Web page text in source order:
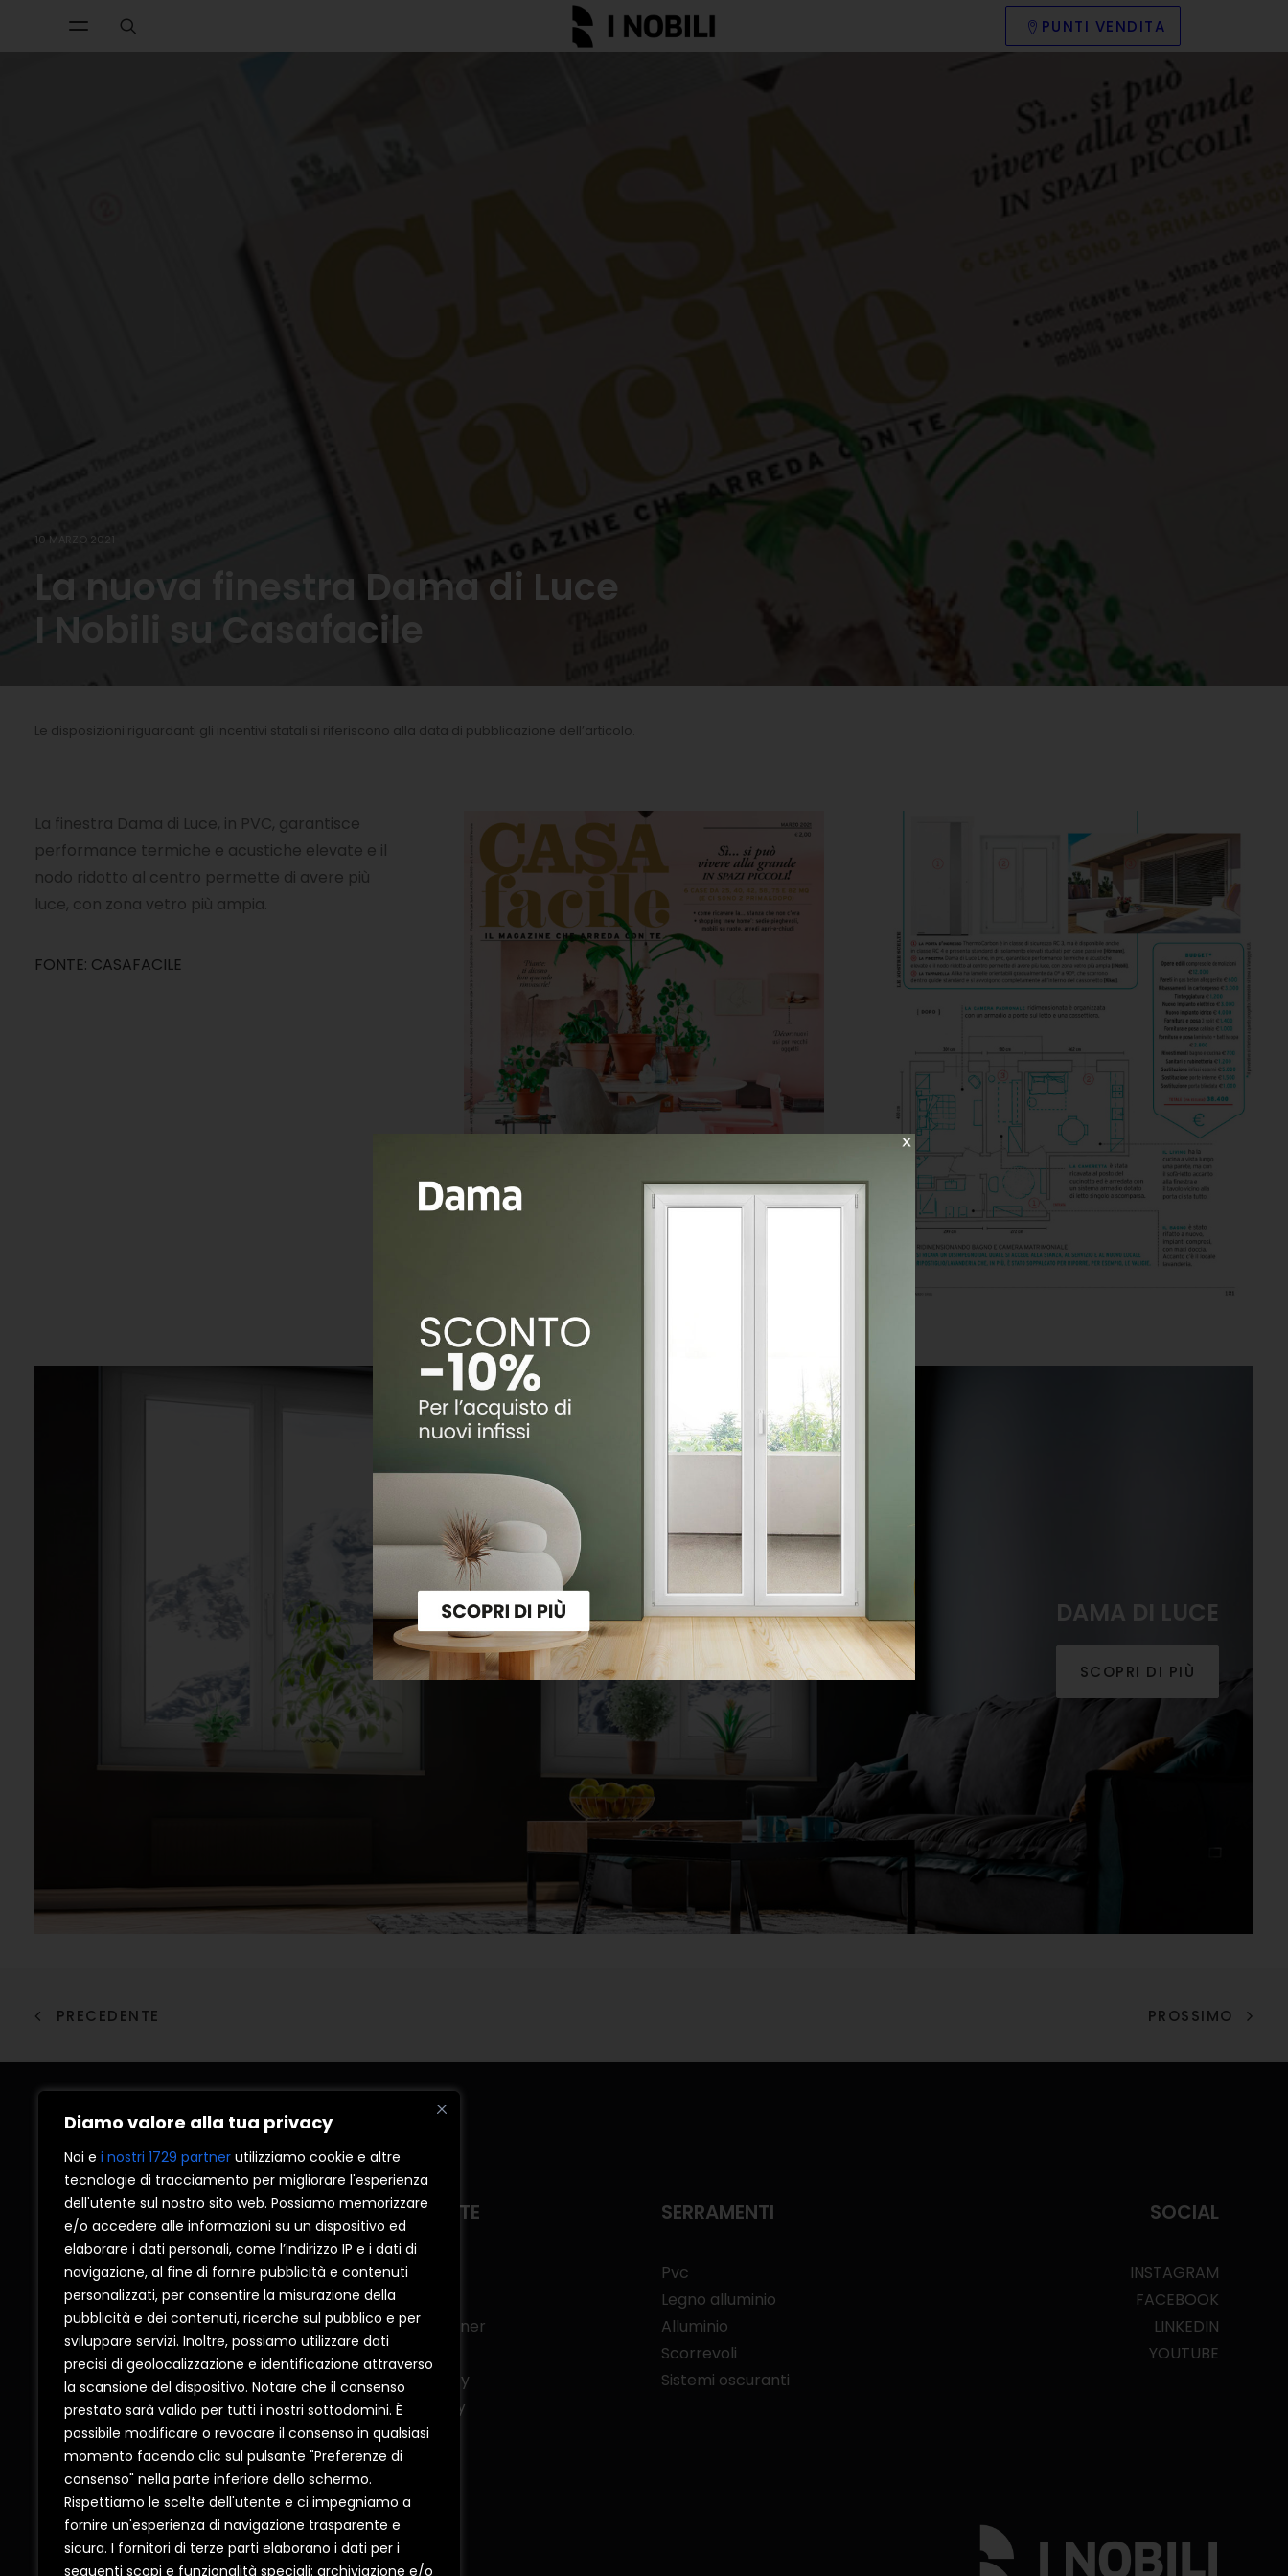
Diamo valore alla tua privacy
Noi e i nostri 1729 partner utilizziamo cookie e altre
tecnologie di tracciamento per migliorare l'esperienza
dell'utente sul nostro sito web. Possiamo memorizzare
e/o accedere alle informazioni su un dispositivo ed
elaborare i dati personali, come l’indirizzo IP e i dati di
navigazione, al fine di fornire pubblicità e contenuti
personalizzati, per consentire la misurazione della
pubblicità e dei contenuti, ricerche sul pubblico e per
sviluppare servizi. Inoltre, possiamo utilizzare dati
precisi di geolocalizzazione e identificazione attraverso
la scansione del dispositivo. Notare che il consenso
prestato sarà valido per tutti i nostri sottodomini. È
possibile modificare o revocare il consenso in qualsiasi
momento facendo clic sul pulsante "Preferenze di
consenso" nella parte inferiore dello schermo.
Rispettiamo le scelte dell'utente e ci impegniamo a
fornire un'esperienza di navigazione trasparente e
sicura. I fornitori di terze parti elaborano i dati per i
seguenti scopi e funzionalità speciali: archiviazione e/o
PUNTI VENDITA
10 MARZO 2021
La nuova finestra Dama di Luce
I Nobili su Casafacile
Le disposizioni riguardanti gli incentivi statali si riferiscono alla data di pubblicazione dell’articolo.
La finestra Dama di Luce, in PVC, garantisce
performance termiche e acustiche elevate e il
nodo ridotto al centro permette di avere più
luce, con zona vetro più ampia.
FONTE: CASAFACILE
DAMA DI LUCE
SCOPRI DI PIÙ
PRECEDENTE PROSSIMO
CONTATTI
I NOBILI srl
Produzione di Finestre e Persiane.
P.IVA 04829870726
Reg. impr. Bari 04829870726
CAP. SOCIALE €602000 c.i.
C.C.I.A.A. Bari – REA n.336394
CORPORATE
Azienda
Consigli
Diventa Partner
Contatti
Privacy policy
Cookie policy
SERRAMENTI
Pvc
Legno alluminio
Alluminio
Scorrevoli
Sistemi oscuranti
SOCIAL
INSTAGRAM
FACEBOOK
LINKEDIN
YOUTUBE
FINESTRA